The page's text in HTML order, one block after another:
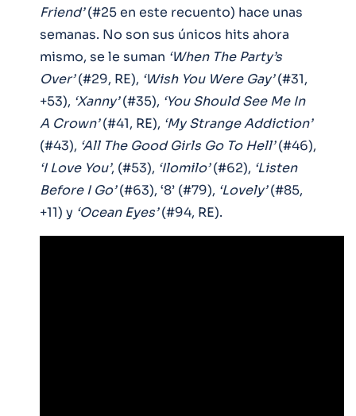
Friend’(#25 en este recuento) hace unas
semanas. No son sus únicos hits ahora
mismo, se le suman ‘When The Party’s
Over’(#29, RE), ‘Wish You Were Gay’(#31,
+53), ‘Xanny’(#35), ‘You Should See Me In
A Crown’(#41, RE), ‘My Strange Addiction’
(#43), ‘All The Good Girls Go To Hell’(#46),
‘I Love You’, (#53), ‘Ilomilo’(#62), ‘Listen
Before I Go’(#63), ‘8’ (#79), ‘Lovely’(#85,
+11) y ‘Ocean Eyes’(#94, RE).